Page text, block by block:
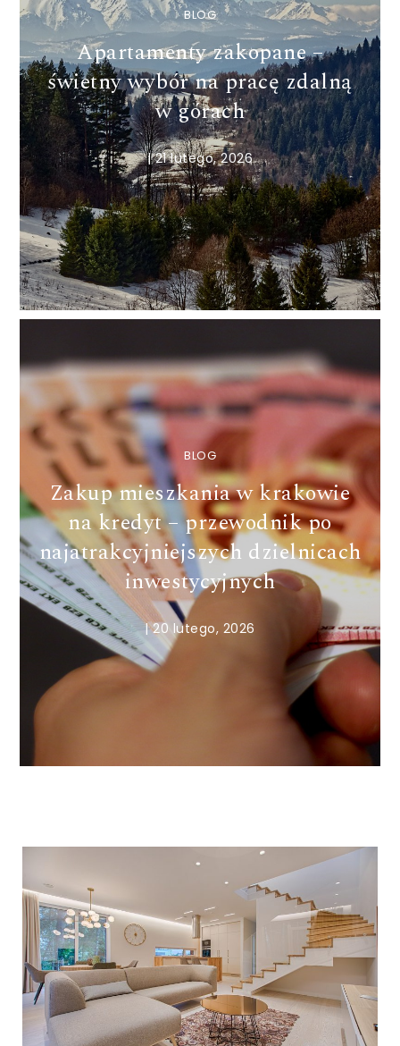
BLOG
Apartamenty zakopane –
świetny wybór na pracę zdalną
w górach
|21 lutego, 2026
BLOG
Zakup mieszkania w krakowie
na kredyt – przewodnik po
najatrakcyjniejszych dzielnicach
inwestycyjnych
|20 lutego, 2026